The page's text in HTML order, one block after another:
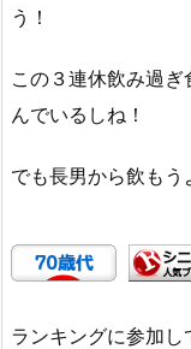
う！
この３連休飲み過
んでいるしね！
でも長男から飲も
ランキングに参加し